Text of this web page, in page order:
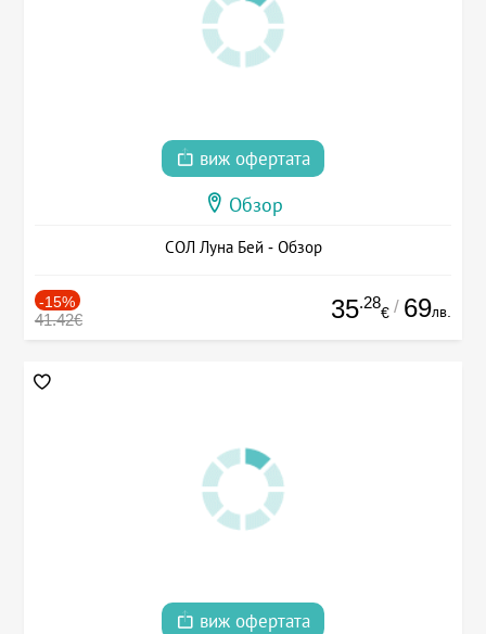
виж офертата
Обзор
СОЛ Луна Бей - Обзор
-15%
41.42€ 35.28
€ / 69лв.
виж офертата